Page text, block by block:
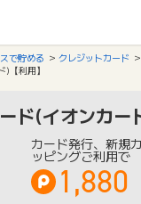
で貯める
クレジットカード
【利用】
ド(イオンカー
カード発行、新規
ッピングご利用で
1,880